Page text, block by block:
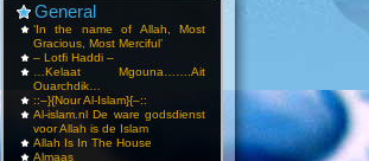
General
‘In the name of Allah, Most
Gracious, Most Merciful’
– Lotfi Haddi –
…Kelaat Mgouna…….Ait
Ouarchdik…
::–}{Nour Al-Islam}{–::
Al-islam.nl De ware godsdienst
voor Allah is de Islam
Allah Is In The House
Almaas